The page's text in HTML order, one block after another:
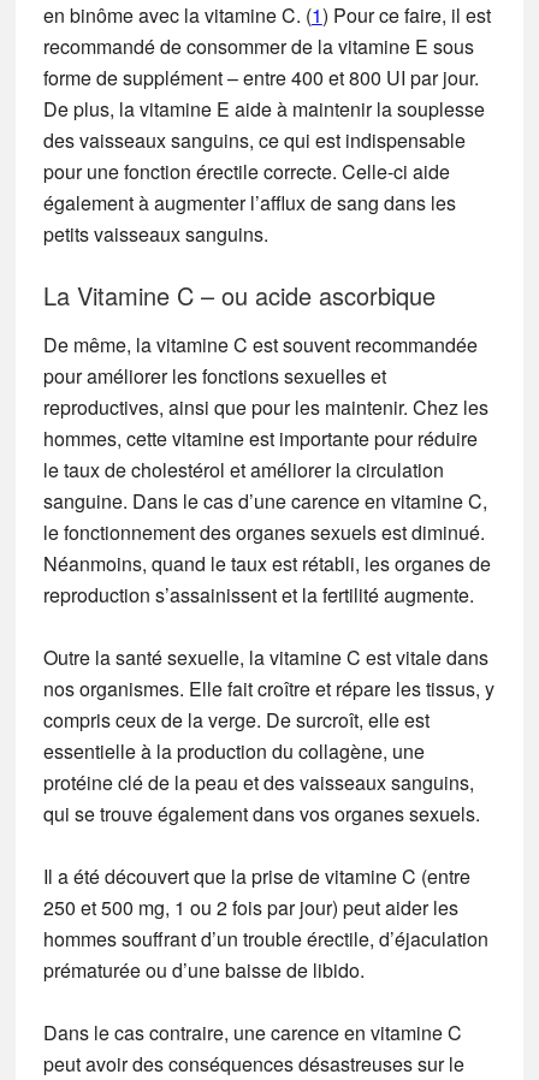
en binôme avec la vitamine C. (1) Pour ce faire, il est
recommandé de consommer de la vitamine E sous
forme de supplément – entre 400 et 800 UI par jour.
De plus, la vitamine E aide à maintenir la souplesse
des vaisseaux sanguins, ce qui est indispensable
pour une fonction érectile correcte. Celle-ci aide
également à augmenter l’afflux de sang dans les
petits vaisseaux sanguins.
La Vitamine C – ou acide ascorbique
De même, la vitamine C est souvent recommandée
pour améliorer les fonctions sexuelles et
reproductives, ainsi que pour les maintenir. Chez les
hommes, cette vitamine est importante pour réduire
le taux de cholestérol et améliorer la circulation
sanguine. Dans le cas d’une carence en vitamine C,
le fonctionnement des organes sexuels est diminué.
Néanmoins, quand le taux est rétabli, les organes de
reproduction s’assainissent et la fertilité augmente.
Outre la santé sexuelle, la vitamine C est vitale dans
nos organismes. Elle fait croître et répare les tissus, y
compris ceux de la verge. De surcroît, elle est
essentielle à la production du collagène, une
protéine clé de la peau et des vaisseaux sanguins,
qui se trouve également dans vos organes sexuels.
Il a été découvert que la prise de vitamine C (entre
250 et 500 mg, 1 ou 2 fois par jour) peut aider les
hommes souffrant d’un trouble érectile, d’éjaculation
prématurée ou d’une baisse de libido.
Dans le cas contraire, une carence en vitamine C
peut avoir des conséquences désastreuses sur le